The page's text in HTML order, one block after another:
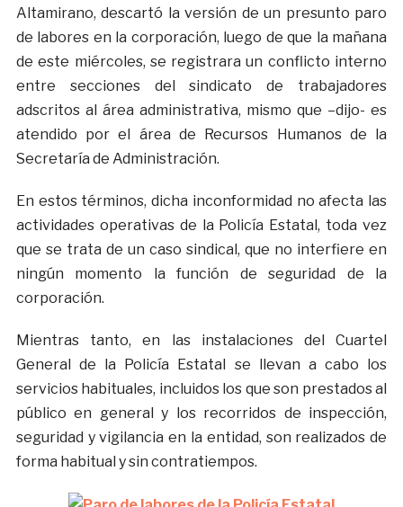
Altamirano, descartó la versión de un presunto paro
de labores en la corporación, luego de que la mañana
de este miércoles, se registrara un conflicto interno
entre secciones del sindicato de trabajadores
adscritos al área administrativa, mismo que –dijo- es
atendido por el área de Recursos Humanos de la
Secretaría de Administración.
En estos términos, dicha inconformidad no afecta las
actividades operativas de la Policía Estatal, toda vez
que se trata de un caso sindical, que no interfiere en
ningún momento la función de seguridad de la
corporación.
Mientras tanto, en las instalaciones del Cuartel
General de la Policía Estatal se llevan a cabo los
servicios habituales, incluidos los que son prestados al
público en general y los recorridos de inspección,
seguridad y vigilancia en la entidad, son realizados de
forma habitual y sin contratiempos.